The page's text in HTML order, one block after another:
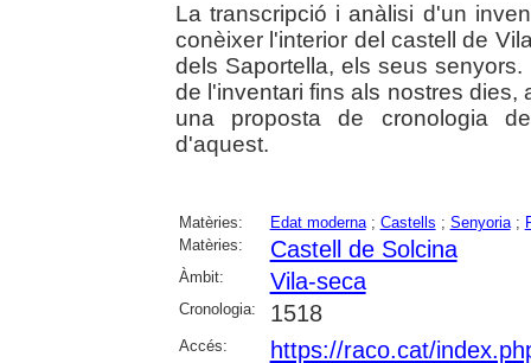
La transcripció i anàlisi d'un
conèixer l'interior del castell de
dels Saportella, els seus
de l'inventari fins als nostres dies,
una proposta de cronologia
d'aquest.
Matèries: Edat moderna; Castells ; Senyoria;
Matèries:
Castell de Solcina
Àmbit: Vila-seca
Cronologia: 1518
Accés: https://raco.cat/